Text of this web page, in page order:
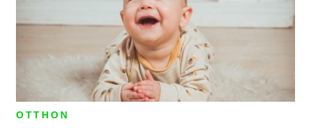
OTTHON